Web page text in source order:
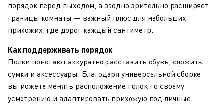
порядок перед выходом, а заодно зрительно расширяет
границы комнаты — важный плюс для небольших
прихожих, где дорог каждый сантиметр.
Как поддерживать порядок
Полки помогают аккуратно расставить обувь, сложить
сумки и аксессуары. Благодаря универсальной сборке
вы можете менять расположение полок по своему
усмотрению и адаптировать прихожую под личные